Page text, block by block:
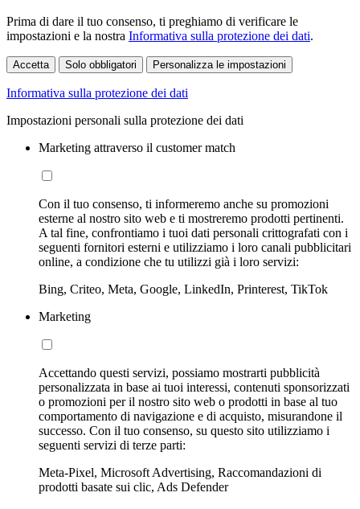
Prima di dare il tuo consenso, ti preghiamo di verificare le
impostazioni e la nostra Informativa sulla protezione dei dati.
Accetta Solo obbligatori Personalizza le impostazioni
Informativa sulla protezione dei dati
Impostazioni personali sulla protezione dei dati
Marketing attraverso il customer match
Con il tuo consenso, ti informeremo anche su promozioni
esterne al nostro sito web e ti mostreremo prodotti pertinenti.
A tal fine, confrontiamo i tuoi dati personali crittografati con i
seguenti fornitori esterni e utilizziamo i loro canali pubblicitari
online, a condizione che tu utilizzi già i loro servizi:
Bing, Criteo, Meta, Google, LinkedIn, Printerest, TikTok
Marketing
Accettando questi servizi, possiamo mostrarti pubblicità
personalizzata in base ai tuoi interessi, contenuti sponsorizzati
o promozioni per il nostro sito web o prodotti in base al tuo
comportamento di navigazione e di acquisto, misurandone il
successo. Con il tuo consenso, su questo sito utilizziamo i
seguenti servizi di terze parti:
Meta-Pixel, Microsoft Advertising, Raccomandazioni di
prodotti basate sui clic, Ads Defender